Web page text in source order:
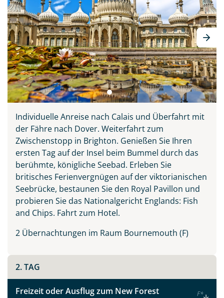
Teile diese Reise
Südengland & Cornwall
Facebook
Individuelle Anreise nach Calais und Überfahrt mit
der Fähre nach Dover. Weiterfahrt zum
Zwischenstopp in Brighton. Genießen Sie Ihren
ersten Tag auf der Insel beim Bummel durch das
berühmte, königliche Seebad. Erleben Sie
britisches Ferienvergnügen auf der viktorianischen
Seebrücke, bestaunen Sie den Royal Pavillon und
probieren Sie das Nationalgericht Englands: Fish
and Chips. Fahrt zum Hotel.
2 Übernachtungen im Raum Bournemouth (F)
2. TAG
Freizeit oder Ausflug zum New Forest
F*